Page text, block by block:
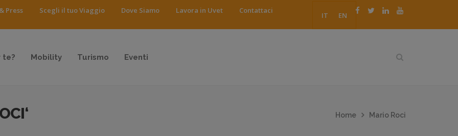
IT EN
Press Scegli il tuo Viaggio Dove Siamo Lavora in Uvet Contattaci
te? Mobility Turismo Eventi
Home Mario Roci